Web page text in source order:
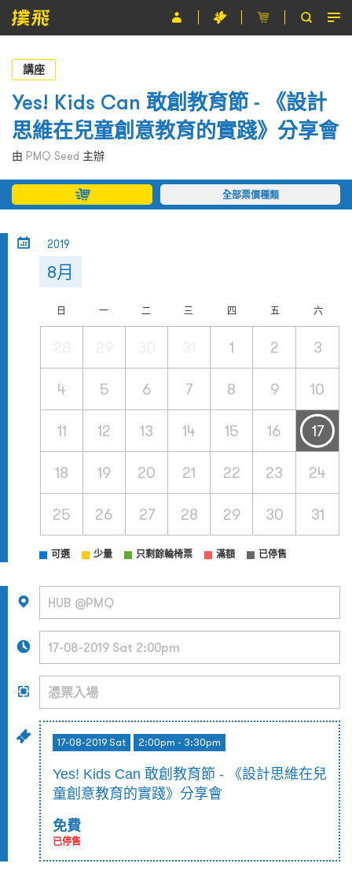
節目
主辦單位
關於撲飛
條款及細則
EN
講座
Yes! Kids Can 敢創教育節 - 《設計
思維在兒童創意教育的實踐》分享會
由 PMQ Seed 主辦
全部票價種類
2019
8月
日 一 二 三 四 五 六
1 2 3
4 5 6 7 8 9 10
11 12 13 14 15 16 17
18 19 20 21 22 23 24
25 26 27 28 29 30 31
可選 少量 只剩餘輪椅票 滿額 已停售
17-08-2019 Sat 2:00pm - 3:30pm
Yes! Kids Can 敢創教育節 - 《設計思維在兒
童創意教育的實踐》分享會
免費
已停售